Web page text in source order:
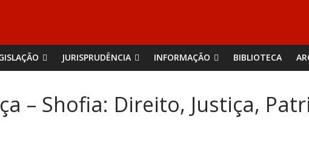
JURISPRUDÊNCIA INFORMAÇÃO BIBLIOTECA
– Shofia: Direito, Justiça,